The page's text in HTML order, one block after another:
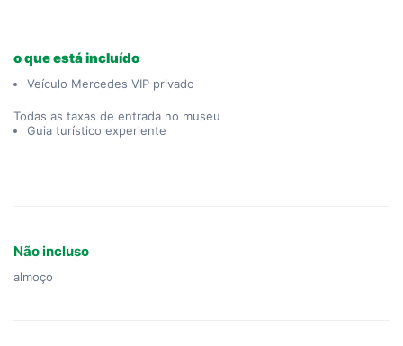
o que está incluído
Veículo Mercedes VIP privado
Todas as taxas de entrada no museu
Guia turístico experiente
Não incluso
almoço